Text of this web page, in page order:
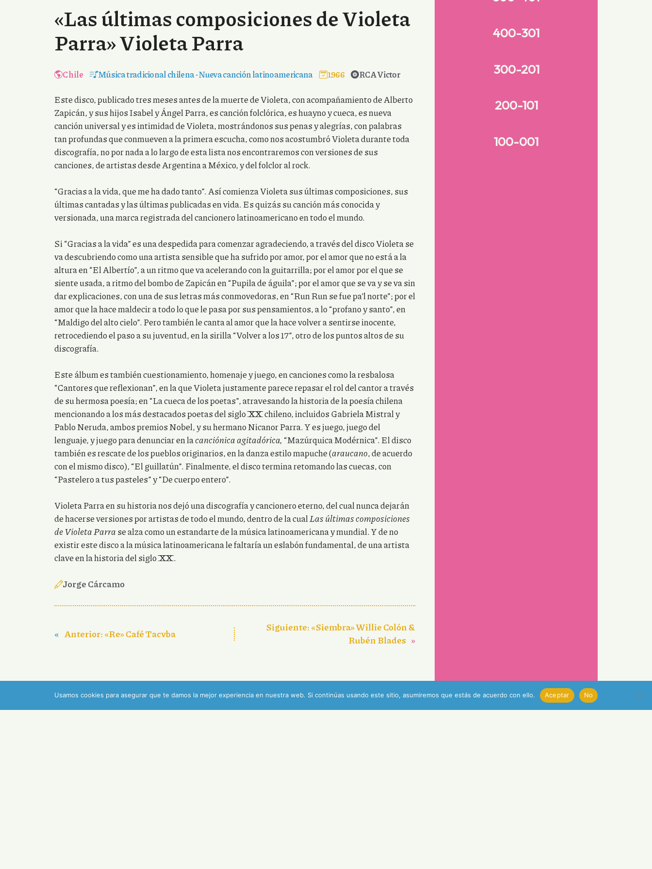
«Las últimas composiciones de Violeta
Parra» Violeta Parra
Chile Música tradicional chilena-Nueva canción latinoamericana 1966 RCA Victor
Este disco, publicado tres meses antes de la muerte de Violeta, con acompañamiento de Alberto
Zapicán, y sus hijos Isabel y Ángel Parra, es canción folclórica, es huayno y cueca, es nueva
canción universal y es intimidad de Violeta, mostrándonos sus penas y alegrías, con palabras
tan profundas que conmueven a la primera escucha, como nos acostumbró Violeta durante toda
discografía, no por nada a lo largo de esta lista nos encontraremos con versiones de sus
canciones, de artistas desde Argentina a México, y del folclor al rock.
“Gracias a la vida, que me ha dado tanto”. Así comienza Violeta sus últimas composiciones, sus
últimas cantadas y las últimas publicadas en vida. Es quizás su canción más conocida y
versionada, una marca registrada del cancionero latinoamericano en todo el mundo.
Si “Gracias a la vida” es una despedida para comenzar agradeciendo, a través del disco Violeta se
va descubriendo como una artista sensible que ha sufrido por amor, por el amor que no está a la
altura en “El Albertío”, a un ritmo que va acelerando con la guitarrilla; por el amor por el que se
siente usada, a ritmo del bombo de Zapicán en “Pupila de águila”; por el amor que se va y se va sin
dar explicaciones, con una de sus letras más conmovedoras, en “Run Run se fue pa’l norte”; por el
amor que la hace maldecir a todo lo que le pasa por sus pensamientos, a lo “profano y santo”, en
“Maldigo del alto cielo”. Pero también le canta al amor que la hace volver a sentirse inocente,
retrocediendo el paso a su juventud, en la sirilla “Volver a los 17”, otro de los puntos altos de su
discografía.
Este álbum es también cuestionamiento, homenaje y juego, en canciones como la resbalosa
“Cantores que reflexionan”, en la que Violeta justamente parece repasar el rol del cantor a través
de su hermosa poesía; en “La cueca de los poetas”, atravesando la historia de la poesía chilena
mencionando a los más destacados poetas del siglo XX chileno, incluidos Gabriela Mistral y
Pablo Neruda, ambos premios Nobel, y su hermano Nicanor Parra. Y es juego, juego del
lenguaje, y juego para denunciar en lacanciónica agitadórica, “Mazúrquica Modérnica”. El disco
también es rescate de los pueblos originarios, en la danza estilo mapuche (araucano, de acuerdo
con el mismo disco), “El guillatún”. Finalmente, el disco termina retomando las cuecas, con
“Pastelero a tus pasteles” y “De cuerpo entero”.
Violeta Parra en su historia nos dejó una discografía y cancionero eterno, del cual nunca dejarán
de hacerse versiones por artistas de todo el mundo, dentro de la cualLas últimas composiciones
de Violeta Parrase alza como un estandarte de la música latinoamericana y mundial. Y de no
existir este disco a la música latinoamericana le faltaría un eslabón fundamental, de una artista
clave en la historia del siglo XX.
Jorge Cárcamo
« Anterior:«Re» Café Tacvba
Siguiente:«Siembra» Willie Colón &
Rubén Blades »
400-301
300-201
200-101
100-001
Usamos cookies para asegurar que te damos la mejor experiencia en nuestra web. Si continúas usando este sitio, asumiremos que estás de acuerdo con ello. Aceptar No